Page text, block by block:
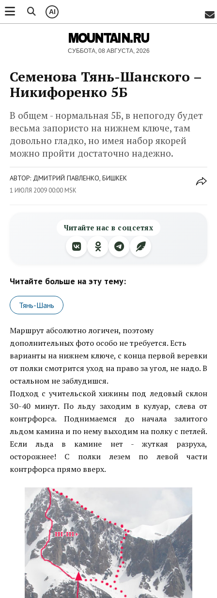
AI
MOUNTAIN.RU
СУББОТА, 08 АВГУСТА, 2026
Семенова Тянь-Шанского –
Никифоренко 5Б
В общем - нормальная 5Б, в непогоду будет
весьма запористо на нижнем ключе, там
довольно гладко, но имея набор якорей
можно пройти достаточно надежно.
АВТОР: ДМИТРИЙ ПАВЛЕНКО, БИШКЕК
1 ИЮЛЯ 2009 00:00 MSK
Читайте нас в соцсетях
Читайте больше на эту тему:
Тянь-Шань
Маршрут абсолютно логичен, поэтому
дополнительных фото особо не требуется. Есть
варианты на нижнем ключе, с конца первой веревки
от полки смотрится уход на право за угол, не надо. В
остальном не заблудишся.
Подход с учительской хижины под ледовый склон
30-40 минут. По льду заходим в кулуар, слева от
контрфорса. Поднимаемся до начала залитого
льдом камина и по нему выходим на полку с петлей.
Если льда в камине нет - жуткая разруха,
осторожнее! С полки лезем по левой части
контрфорса прямо вверх.